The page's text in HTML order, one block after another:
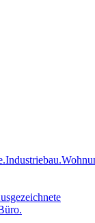
Industriebau.